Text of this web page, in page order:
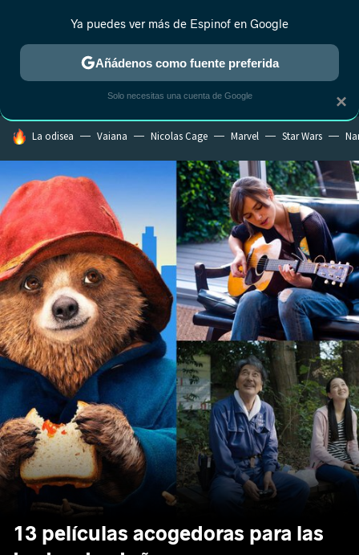
MENÚ NUEVO
ESTRENOS REALITY ANIME RANKINGS CINE
HOY SE HABLA DE
La odisea Vaiana Nicolas Cage Marvel Star Wars
13 películas acogedoras para las
×
Ya puedes ver más de Espinof en Google
Añádenos como fuente preferida
Solo necesitas una cuenta de Google